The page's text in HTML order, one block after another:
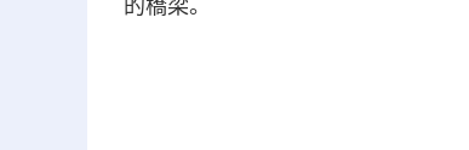
的橋梁。